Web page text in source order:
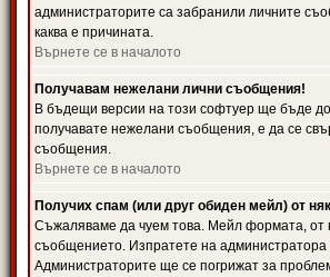
администраторите са забранили личните
каква е причината.
Върнете се в началото
Получавам нежелани лични съобщения!
В бъдещи версии на този софтуер ще бъде
получавате нежелани съобщения, е да се
съобщения.
Върнете се в началото
Получих спам (или друг обиден мейл) от
Съжаляваме да чуем това. Мейл формата, от
съобщението. Изпратете на
Администраторите ще се погрижат за